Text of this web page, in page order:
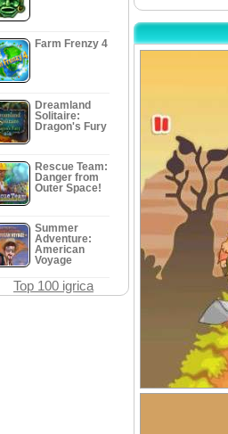
Farm Frenzy 4
Dreamland
Solitaire:
Dragon's Fury
Rescue Team:
Danger from
Outer Space!
Summer
Adventure:
American
Voyage
Top 100 igrica